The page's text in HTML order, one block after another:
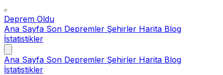
Deprem Oldu
Ana Sayfa Son Depremler Şehirler Harita Blog
İstatistikler
Ana Sayfa Son Depremler Şehirler Harita Blog
İstatistikler